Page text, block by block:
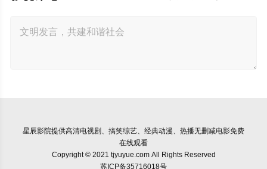
星辰影院提供高清电视剧、搞笑综艺、经典动漫、热播无删减电影免费
在线观看
Copyright © 2021 tjyuyue.com All Rights Reserved
苏ICP备35716018号